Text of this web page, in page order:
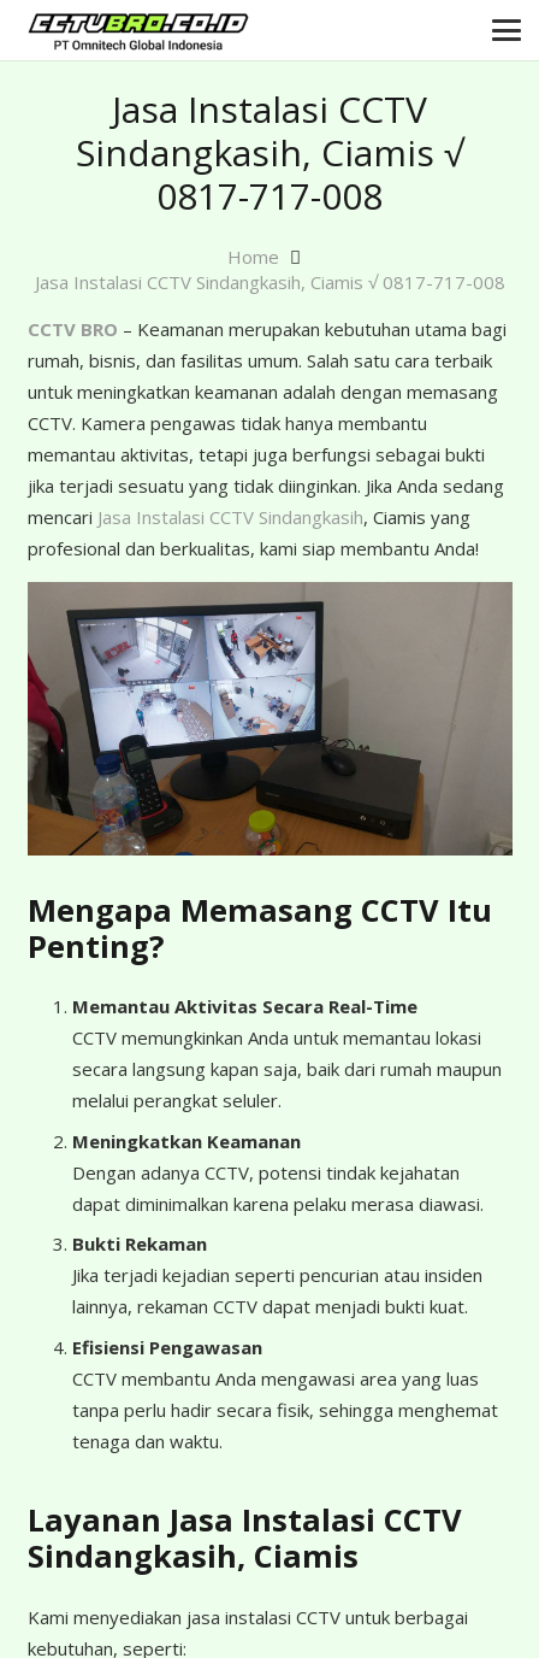
Jasa Instalasi CCTV
Sindangkasih, Ciamis √
0817-717-008
Home
Jasa Instalasi CCTV Sindangkasih, Ciamis √ 0817-717-008
CCTV BRO – Keamanan merupakan kebutuhan utama bagi
rumah, bisnis, dan fasilitas umum. Salah satu cara terbaik
untuk meningkatkan keamanan adalah dengan memasang
CCTV. Kamera pengawas tidak hanya membantu
memantau aktivitas, tetapi juga berfungsi sebagai bukti
jika terjadi sesuatu yang tidak diinginkan. Jika Anda sedang
mencari Jasa Instalasi CCTV Sindangkasih, Ciamis yang
profesional dan berkualitas, kami siap membantu Anda!
Mengapa Memasang CCTV Itu
Penting?
Memantau Aktivitas Secara Real-Time
CCTV memungkinkan Anda untuk memantau lokasi
secara langsung kapan saja, baik dari rumah maupun
melalui perangkat seluler.
Meningkatkan Keamanan
Dengan adanya CCTV, potensi tindak kejahatan
dapat diminimalkan karena pelaku merasa diawasi.
Bukti Rekaman
Jika terjadi kejadian seperti pencurian atau insiden
lainnya, rekaman CCTV dapat menjadi bukti kuat.
Efisiensi Pengawasan
CCTV membantu Anda mengawasi area yang luas
tanpa perlu hadir secara fisik, sehingga menghemat
tenaga dan waktu.
Layanan Jasa Instalasi CCTV
Sindangkasih, Ciamis
Kami menyediakan jasa instalasi CCTV untuk berbagai
kebutuhan, seperti: